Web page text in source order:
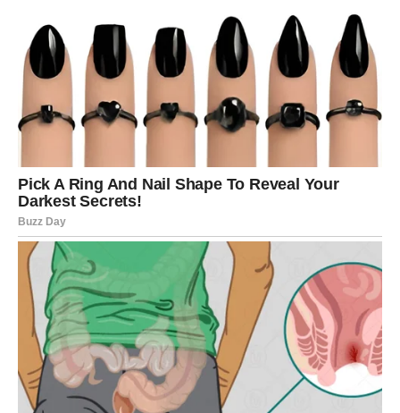
Na poslovnom planu pred vama su dani tokom kojih ćete
imati priliku pokazati koliko vrijedite.
Ljudi koji su ranije sumnjali u vas mogli bi promijeniti
mišljenje.
Mnogi Blizanci mogli bi dobiti priznanje, napredovanje ili
priliku koja će ih dovesti korak bliže finansijskoj
sigurnosti.
Ako razmišljate o pokretanju vlastitog posla ili novom
projektu, zvijezde pokazuju da je pred vama period u
kojem hrabri potezi mogu donijeti velike rezultate.
JEDNA OSOBA IGRA VAŽNU